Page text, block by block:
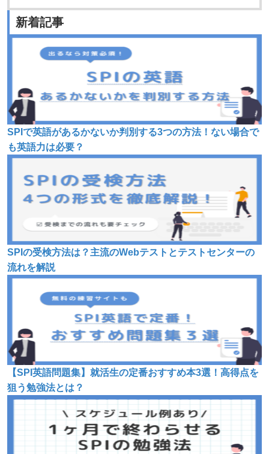
新着記事
SPIで英語があるかないか判別する3つの方法！ない場合で
も英語力は必要？
SPIの受検方法は？主流のWebテストとテストセンターの
流れを解説
【SPI英語問題集】就活生の定番おすすめ本3選！高得点を
狙う勉強法とは？